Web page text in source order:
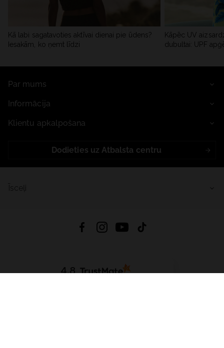
Kā labi sagatavoties aktīvai dienai pie ūdens?
Iesakām, ko ņemt līdzi
Kāpēc UV
dubultai: UPF
Par mums
Informācija
Klientu apkalpošana
Dodieties uz Atbalsta centru
4.8